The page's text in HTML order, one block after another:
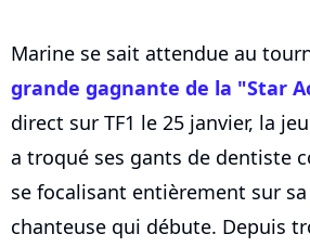
Marine se sait attendue au
grande gagnante de la "Star
direct sur TF1 le 25 janvier, la
a troqué ses gants de dentiste
se focalisant entièrement sur
chanteuse qui débute. Depuis